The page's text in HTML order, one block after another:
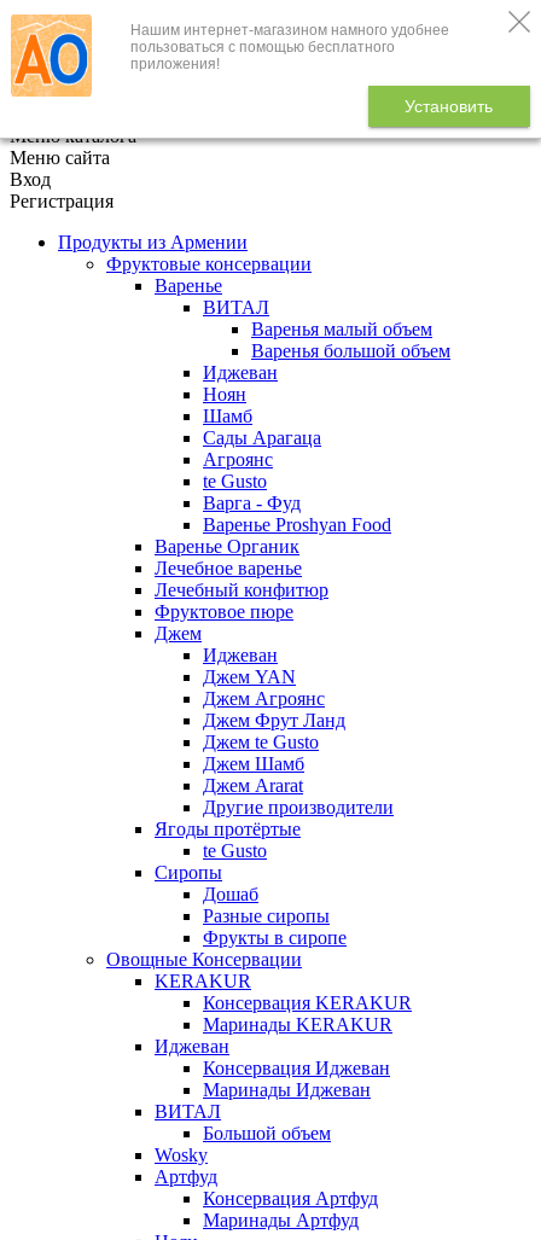
Нашим интернет-магазином намного удобнее
пользоваться с помощью бесплатного
приложения!
Установить
+7 (495) 646-888-1
В корзине
Меню каталога
Меню сайта
Вход
Регистрация
Продукты из Армении
Фруктовые консервации
Варенье
ВИТАЛ
Варенья малый объем
Варенья большой объем
Иджеван
Ноян
Шамб
Сады Арагаца
Агроянс
te Gusto
Варга - Фуд
Варенье Proshyan Food
Варенье Органик
Лечебное варенье
Лечебный конфитюр
Фруктовое пюре
Джем
Иджеван
Джем YAN
Джем Агроянс
Джем Фрут Ланд
Джем te Gusto
Джем Шамб
Джем Ararat
Другие производители
Ягоды протёртые
te Gusto
Сиропы
Дошаб
Разные сиропы
Фрукты в сиропе
Овощные Консервации
KERAKUR
Консервация KERAKUR
Маринады KERAKUR
Иджеван
Консервация Иджеван
Маринады Иджеван
ВИТАЛ
Большой объем
Wosky
Артфуд
Консервация Артфуд
Маринады Артфуд